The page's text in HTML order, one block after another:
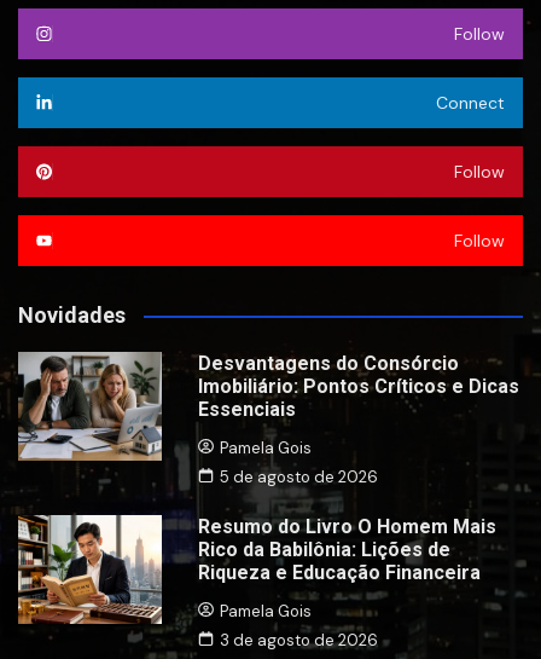
Follow
Connect
Follow
Follow
Novidades
Desvantagens do Consórcio
Imobiliário: Pontos Críticos e Dicas
Essenciais
Pamela Gois
5 de agosto de 2026
Resumo do Livro O Homem Mais
Rico da Babilônia: Lições de
Riqueza e Educação Financeira
Pamela Gois
3 de agosto de 2026